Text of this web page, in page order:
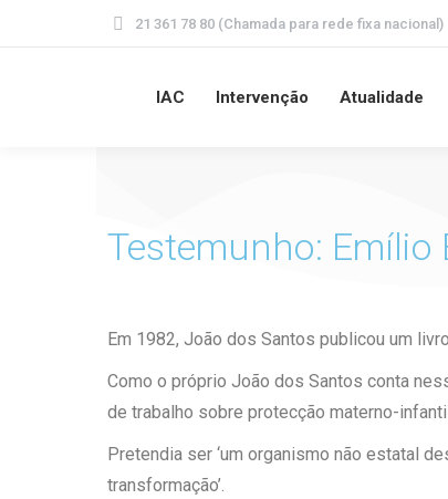
21 361 78 80 (Chamada para rede fixa nacional)
IAC Intervenção Atualidade
Testemunho: Emílio
Em 1982, João dos Santos publicou um
Como o próprio João dos Santos conta
de trabalho sobre protecção materno-
Pretendia ser ‘um organismo não estatal
transformação’.